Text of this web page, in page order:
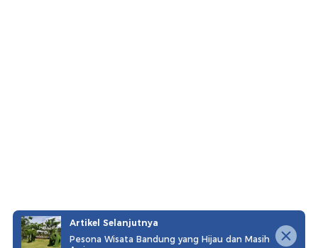
Artikel Selanjutnya
Pesona Wisata Bandung yang Hijau dan Masih